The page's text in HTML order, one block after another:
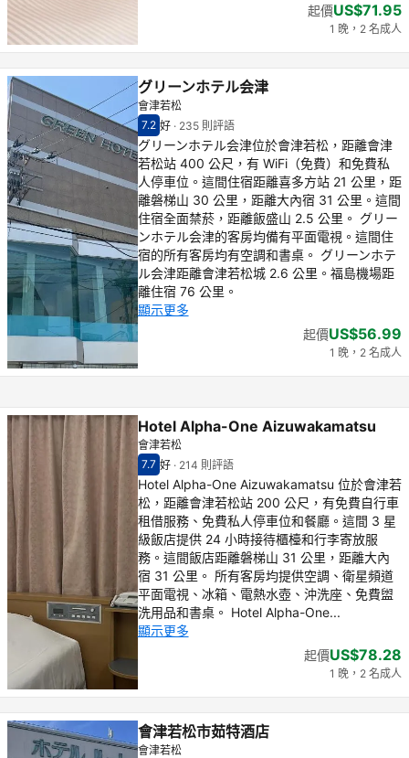
起價US$71.95
1 晚，2 名成人
グリーンホテル会津
會津若松
住客評分（滿分 10 分） 7.2
7.2
好 - 之前住客的感想, 235 則評語
好· 235 則評語
グリーンホテル会津位於會津若松，距離會津
若松站 400 公尺，有 WiFi（免費）和免費私
人停車位。這間住宿距離喜多方站 21 公里，距
離磐梯山 30 公里，距離大內宿 31 公里。這間
住宿全面禁菸，距離飯盛山 2.5 公里。 グリー
ンホテル会津的客房均備有平面電視。這間住
宿的所有客房均有空調和書桌。 グリーンホテ
ル会津距離會津若松城 2.6 公里。福島機場距
離住宿 76 公里。
顯示更多
起價US$56.99
1 晚，2 名成人
Hotel Alpha-One Aizuwakamatsu
會津若松
住客評分（滿分 10 分） 7.7
7.7
好 - 之前住客的感想, 214 則評語
好· 214 則評語
Hotel Alpha-One Aizuwakamatsu 位於會津若
松，距離會津若松站 200 公尺，有免費自行車
租借服務、免費私人停車位和餐廳。這間 3 星
級飯店提供 24 小時接待櫃檯和行李寄放服
務。這間飯店距離磐梯山 31 公里，距離大內
宿 31 公里。 所有客房均提供空調、衛星頻道
平面電視、冰箱、電熱水壺、沖洗座、免費盥
洗用品和書桌。 Hotel Alpha-One...
顯示更多
起價US$78.28
1 晚，2 名成人
會津若松市茹特酒店
會津若松